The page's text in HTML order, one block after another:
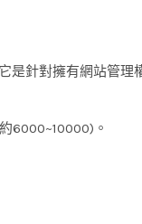
是針對擁有網站管理
6000~10000)。